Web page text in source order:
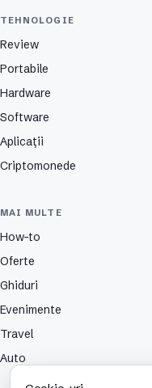
TEHNOLOGIE
Review
Portabile
Hardware
Software
Aplicații
Criptomonede
MAI MULTE
How-to
Oferte
Ghiduri
Evenimente
Travel
Auto